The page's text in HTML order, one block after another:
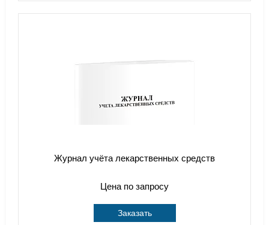
Журнал учёта лекарственных средств
Цена по запросу
Заказать